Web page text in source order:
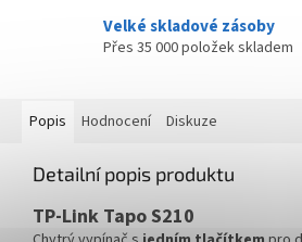
Velké skladové zásoby
Přes 35 000 položek skladem
Popis Hodnocení Diskuze
Detailní popis produktu
TP-Link Tapo S210